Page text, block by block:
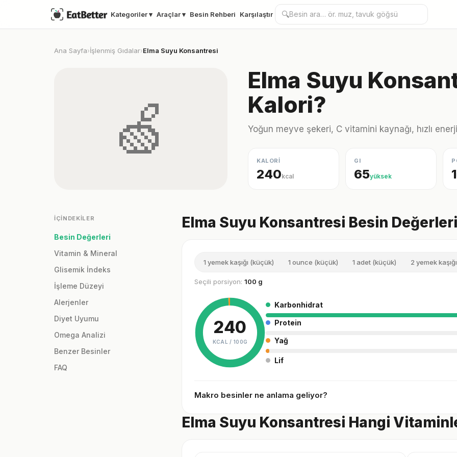
Kategoriler ▾ Araçlar ▾ Besin Rehberi Karşılaştır 🔍
Ana Sayfa›İşlenmiş Gıdalar›Elma Suyu Konsantresi
🍏
Elma Suyu
Kalori?
Yoğun meyve şekeri, C vitamini kaynağı, hızlı enerji
KALORİ
240kcal
GI
65yüksek
İÇINDEKILER
Besin Değerleri
Vitamin & Mineral
Glisemik İndeks
İşleme Düzeyi
Alerjenler
Diyet Uyumu
Omega Analizi
Benzer Besinler
FAQ
Elma Suyu Konsantresi Besin Değerleri
1 yemek kaşığı (küçük) 1 ounce (küçük) 1 adet (küçük) 2 yemek
Seçili porsiyon: 100 g
240
KCAL / 100G
Karbonhidrat
Protein
Yağ
Lif
Makro besinler ne anlama geliyor?
Elma Suyu Konsantresi Hangi